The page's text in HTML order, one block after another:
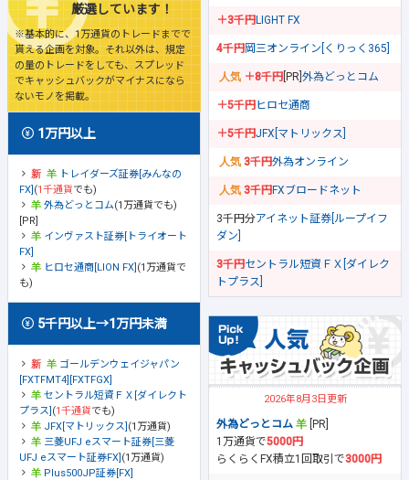
厳選しています！
※基本的に、1万通貨のトレードまでで
貰える企画を対象。それ以外は、規定
の量のトレードをしても、スプレッド
でキャッシュバックがマイナスになら
ないモノを掲載。
1万円以上
トレイダーズ証券[みんなの
FX] (1千通貨でも)
外為どっとコム(1万通貨でも)
[PR]
インヴァスト証券[トライオート
FX]
ヒロセ通商[LION FX] (1万通貨で
も)
5千円以上→1万円未満
ゴールデンウェイジャパン
[FXTFMT4][FXTFGX]
セントラル短資ＦＸ[ダイレクト
プラス] (1千通貨でも)
JFX[マトリックス] (1万通貨)
三菱UFJ eスマート証券[三菱
UFJ eスマート証券FX] (1万通貨)
Plus500JP証券[FX]
＋3千円LIGHT FX
4千円岡三オンライン[くりっく365]
＋8千円 [PR] 外為どっとコム
＋5千円ヒロセ通商
＋5千円JFX[マトリックス]
3千円外為オンライン
3千円FXブロードネット
3千円分アイネット証券[ループイフ
ダン]
3千円セントラル短資ＦＸ[ダイレク
トプラス]
2026年8月3日更新
外為どっとコム
[PR]
1万通貨で5000円
らくらくFX積立1回取引で3000円